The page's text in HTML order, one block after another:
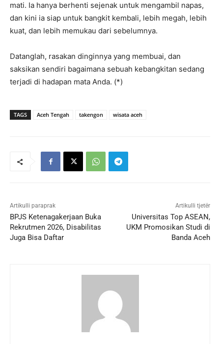
mati. Ia hanya berhenti sejenak untuk mengambil napas,
dan kini ia siap untuk bangkit kembali, lebih megah, lebih
kuat, dan lebih memukau dari sebelumnya.
Datanglah, rasakan dinginnya yang membuai, dan
saksikan sendiri bagaimana sebuah kebangkitan sedang
terjadi di hadapan mata Anda. (*)
TAGS Aceh Tengah takengon wisata aceh
Artikulli paraprak
BPJS Ketenagakerjaan Buka
Rekrutmen 2026, Disabilitas
Juga Bisa Daftar
Artikulli tjetër
Universitas Top ASEAN,
UKM Promosikan Studi di
Banda Aceh